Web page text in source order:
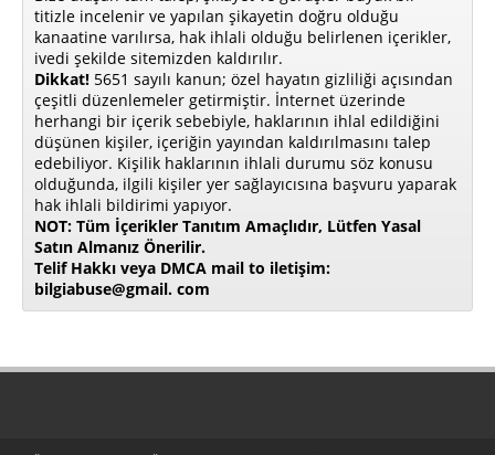
titizle incelenir ve yapılan şikayetin doğru olduğu
kanaatine varılırsa, hak ihlali olduğu belirlenen içerikler,
ivedi şekilde sitemizden kaldırılır.
Dikkat! 5651 sayılı kanun; özel hayatın gizliliği açısından
çeşitli düzenlemeler getirmiştir. İnternet üzerinde
herhangi bir içerik sebebiyle, haklarının ihlal edildiğini
düşünen kişiler, içeriğin yayından kaldırılmasını talep
edebiliyor. Kişilik haklarının ihlali durumu söz konusu
olduğunda, ilgili kişiler yer sağlayıcısına başvuru yaparak
hak ihlali bildirimi yapıyor.
NOT: Tüm İçerikler Tanıtım Amaçlıdır, Lütfen Yasal
Satın Almanız Önerilir.
Telif Hakkı veya DMCA mail to iletişim:
bilgiabuse@gmail. com